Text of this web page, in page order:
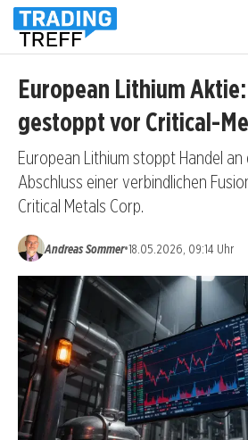
European Lithium
gestoppt vor Critical-
European Lithium stoppt Handel
Abschluss einer verbindlichen
Critical Metals Corp.
Andreas Sommer•18.05.2026, 09:14 Uhr